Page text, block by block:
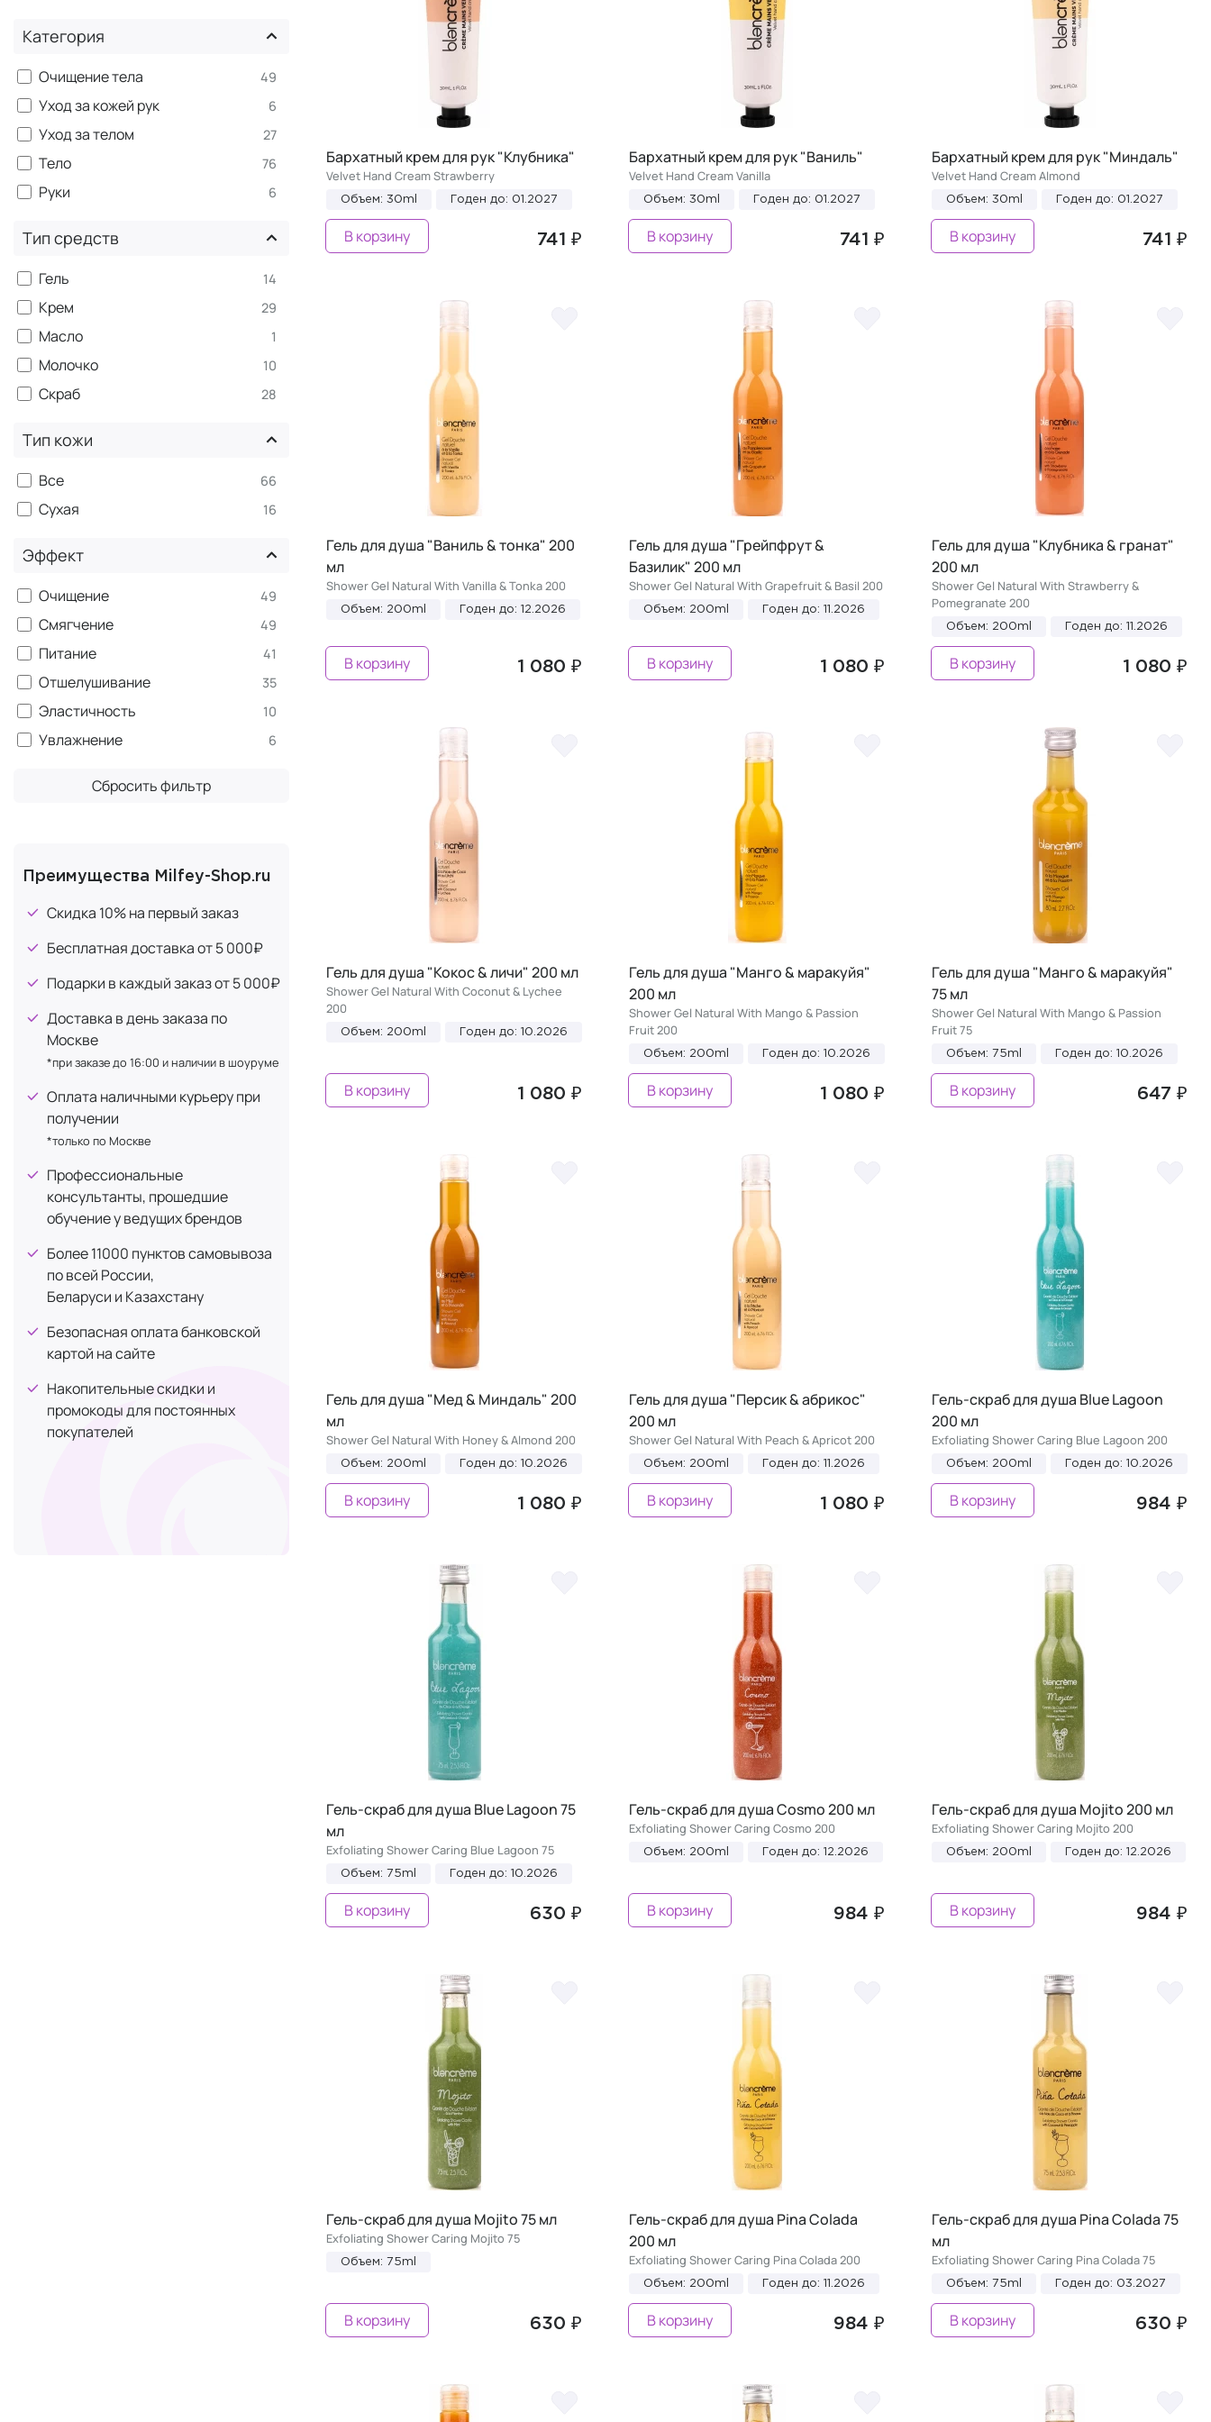
Категория
Очищение тела 49
Уход за кожей рук 6
Уход за телом 27
Тело 76
Руки 6
Тип средств
Гель 14
Крем 29
Масло 1
Молочко 10
Скраб 28
Тип кожи
Все 66
Сухая 16
Эффект
Очищение 49
Смягчение 49
Питание 41
Отшелушивание 35
Эластичность 10
Увлажнение 6
Сбросить фильтр
Преимущества Milfey-Shop.ru
Скидка 10% на первый заказ
Бесплатная доставка от 5 000₽
Подарки в каждый заказ от 5 000₽
Доставка в день заказа по
Москве
*при заказе до 16:00 и наличии в шоуруме
Оплата наличными курьеру при
получении
*только по Москве
Профессиональные
консультанты, прошедшие
обучение у ведущих брендов
Более 11000 пунктов самовывоза
по всей России,
Беларуси и Казахстану
Безопасная оплата банковской
картой на сайте
Накопительные скидки и
промокоды для постоянных
покупателей
Бархатный крем для рук "Клубника"
Velvet Hand Cream Strawberry
Объем: 30ml Годен до: 01.2027
741 ₽
В корзину
Бархатный крем для рук "Ваниль"
Velvet Hand Cream Vanilla
Объем: 30ml Годен до: 01.2027
741 ₽
В корзину
Бархатный крем для рук "Миндаль"
Velvet Hand Cream Almond
Объем: 30ml Годен до: 01.2027
741 ₽
В корзину
Гель для душа "Ваниль & тонка" 200
мл
Shower Gel Natural With Vanilla & Tonka 200
Объем: 200ml Годен до: 12.2026
1 080 ₽
В корзину
Гель для душа "Грейпфрут &
Базилик" 200 мл
Shower Gel Natural With Grapefruit & Basil 200
Объем: 200ml Годен до: 11.2026
1 080 ₽
В корзину
Гель для душа "Клубника & гранат"
200 мл
Shower Gel Natural With Strawberry &
Pomegranate 200
Объем: 200ml Годен до: 11.2026
1 080 ₽
В корзину
Гель для душа "Кокос & личи" 200 мл
Shower Gel Natural With Coconut & Lychee
200
Объем: 200ml Годен до: 10.2026
1 080 ₽
В корзину
Гель для душа "Манго & маракуйя"
200 мл
Shower Gel Natural With Mango & Passion
Fruit 200
Объем: 200ml Годен до: 10.2026
1 080 ₽
В корзину
Гель для душа "Манго & маракуйя"
75 мл
Shower Gel Natural With Mango & Passion
Fruit 75
Объем: 75ml Годен до: 10.2026
647 ₽
В корзину
Гель для душа "Мед & Миндаль" 200
мл
Shower Gel Natural With Honey & Almond 200
Объем: 200ml Годен до: 10.2026
1 080 ₽
В корзину
Гель для душа "Персик & абрикос"
200 мл
Shower Gel Natural With Peach & Apricot 200
Объем: 200ml Годен до: 11.2026
1 080 ₽
В корзину
Гель-скраб для душа Blue Lagoon
200 мл
Exfoliating Shower Caring Blue Lagoon 200
Объем: 200ml Годен до: 10.2026
984 ₽
В корзину
Гель-скраб для душа Blue Lagoon 75
мл
Exfoliating Shower Caring Blue Lagoon 75
Объем: 75ml Годен до: 10.2026
630 ₽
В корзину
Гель-скраб для душа Cosmo 200 мл
Exfoliating Shower Caring Cosmo 200
Объем: 200ml Годен до: 12.2026
984 ₽
В корзину
Гель-скраб для душа Mojito 200 мл
Exfoliating Shower Caring Mojito 200
Объем: 200ml Годен до: 12.2026
984 ₽
В корзину
Гель-скраб для душа Mojito 75 мл
Exfoliating Shower Caring Mojito 75
Объем: 75ml
630 ₽
В корзину
Гель-скраб для душа Pina Colada
200 мл
Exfoliating Shower Caring Pina Colada 200
Объем: 200ml Годен до: 11.2026
984 ₽
В корзину
Гель-скраб для душа Pina Colada 75
мл
Exfoliating Shower Caring Pina Colada 75
Объем: 75ml Годен до: 03.2027
630 ₽
В корзину